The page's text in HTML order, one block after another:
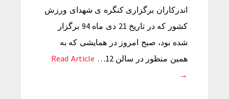
اندرکاران برگزاری کنگره ی شهدای ورزش
کشور که در تاریخ 21 دی ماه 94 برگزار
شده بود، صبح امروز در همایشی که به
همین منظور در سالن 12…
Read Article
→